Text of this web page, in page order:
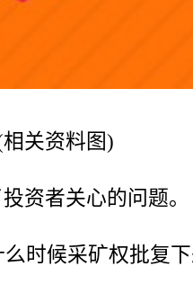
相关资料图)
资者关心的问题。
时候采矿权批复